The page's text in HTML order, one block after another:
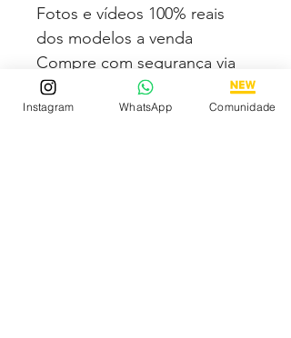
Fotos e vídeos 100% reais
dos modelos a venda
Compre com segurança via
PAGSEGURO podendo
parcelar em até 12x no cartão
Instagram WhatsApp Comunidade